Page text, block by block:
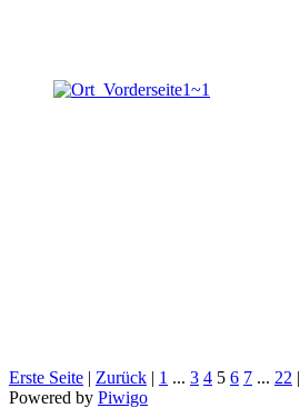
Erste Seite | Zurück | 1 ... 3 4 5 6 7 ... 22 |
Powered by Piwigo